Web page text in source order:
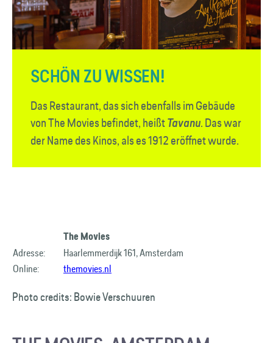
SCHÖN ZU WISSEN!
Das Restaurant, das sich ebenfalls im Gebäude
von The Movies befindet, heißtTavanu. Das war
der Name des Kinos, als es 1912 eröffnet wurde.
The Movies
Adresse:
Haarlemmerdijk 161, Amsterdam
Online:
themovies.nl
Photo credits: Bowie Verschuuren